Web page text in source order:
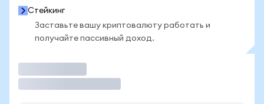
Стейкинг
Заставьте вашу криптовалюту работать и
получайте пассивный доход.